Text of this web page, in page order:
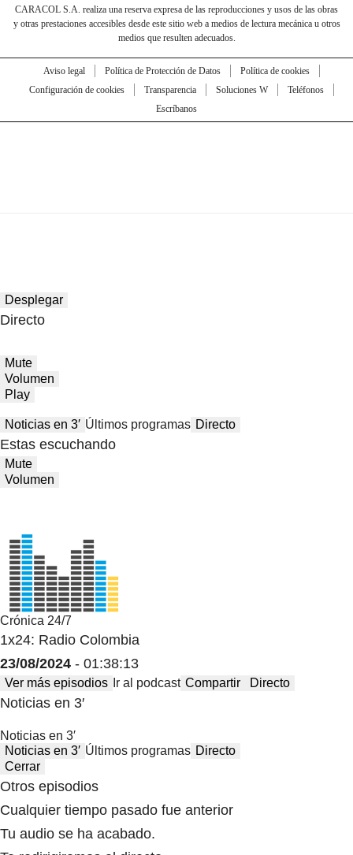
CARACOL S.A. realiza una reserva expresa de las reproducciones y usos de las obras
y otras prestaciones accesibles desde este sitio web a medios de lectura mecánica u otros
medios que resulten adecuados.
Aviso legal Política de Protección de Datos
Política de cookies
Configuración de cookies
Transparencia Soluciones W
Teléfonos
Escríbanos
Desplegar
Directo
Mute
Volumen
Play
Noticias en 3′ Últimos programas Directo
Estas escuchando
Mute
Volumen
Crónica 24/7
1x24: Radio Colombia
23/08/2024 - 01:38:13
Ver más episodios Ir al podcast Compartir Directo
Noticias en 3′
Noticias en 3′
Noticias en 3′ Últimos programas Directo
Cerrar
Otros episodios
Cualquier tiempo pasado fue anterior
Tu audio se ha acabado.